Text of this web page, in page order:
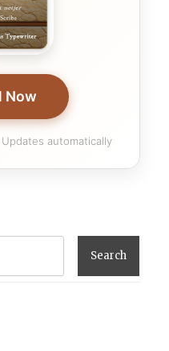
Now
automatically